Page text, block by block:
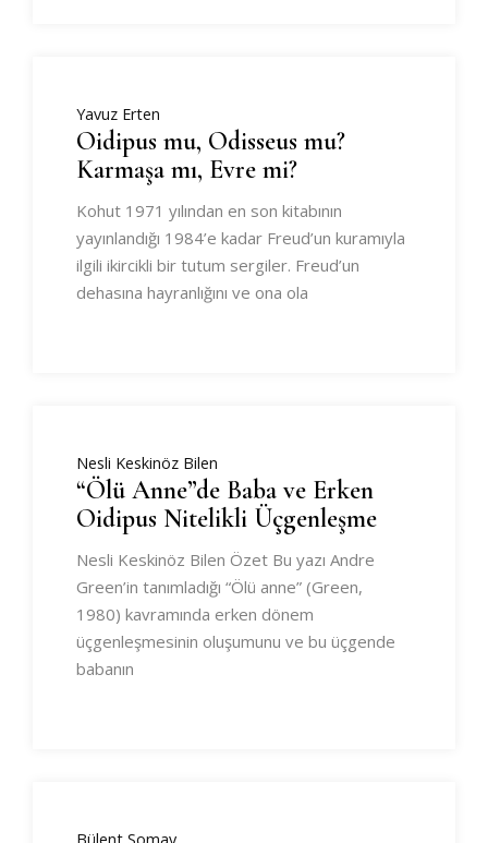
Yavuz Erten
Oidipus mu, Odisseus mu?
Karmaşa mı, Evre mi?
Kohut 1971 yılından en son kitabının
yayınlandığı 1984’e kadar Freud’un kuramıyla
ilgili ikircikli bir tutum sergiler. Freud’un
dehasına hayranlığını ve ona ola
Nesli Keskinöz Bilen
“Ölü Anne”de Baba ve Erken
Oidipus Nitelikli Üçgenleşme
Nesli Keskinöz Bilen Özet Bu yazı Andre
Green’in tanımladığı “Ölü anne” (Green,
1980) kavramında erken dönem
üçgenleşmesinin oluşumunu ve bu üçgende
babanın